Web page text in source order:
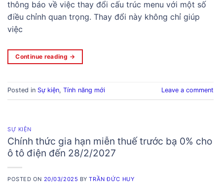
thông báo về việc thay đổi cấu trúc menu với một số
điều chỉnh quan trọng. Thay đổi này không chỉ giúp
việc
Continue reading →
Posted in Sự kiện, Tính năng mới Leave a comment
SỰ KIỆN
Chính thức gia hạn miễn thuế trước bạ 0% cho
ô tô điện đến 28/2/2027
POSTED ON 20/03/2025 BYTRẦN ĐỨC HUY